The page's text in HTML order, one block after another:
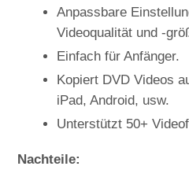
Anpassbare
Videoqualität und -
Einfach für Anfänger.
Kopiert DVD Videos
iPad, Android, usw.
Unterstützt 50+
Nachteile: